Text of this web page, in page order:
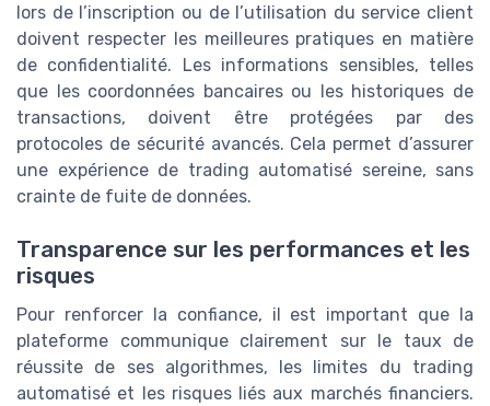
lors de l’inscription ou de l’utilisation du service client
doivent respecter les meilleures pratiques en matière
de confidentialité. Les informations sensibles, telles
que les coordonnées bancaires ou les historiques de
transactions, doivent être protégées par des
protocoles de sécurité avancés. Cela permet d’assurer
une expérience de trading automatisé sereine, sans
crainte de fuite de données.
Transparence sur les performances et les
risques
Pour renforcer la confiance, il est important que la
plateforme communique clairement sur le taux de
réussite de ses algorithmes, les limites du trading
automatisé et les risques liés aux marchés financiers.